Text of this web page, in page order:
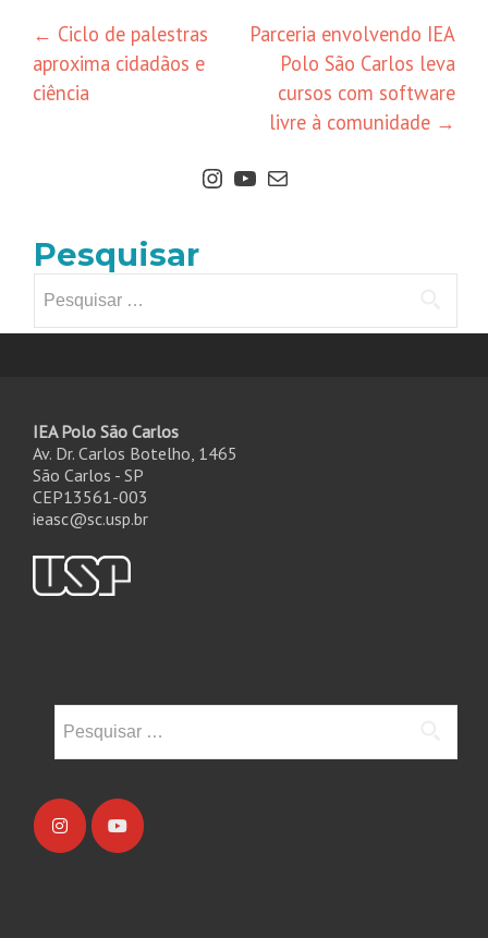
← Ciclo de palestras
aproxima cidadãos e
ciência
Parceria envolvendo IEA
Polo São Carlos leva
cursos com software
livre à comunidade →
Pesquisar
IEA Polo São Carlos
Av. Dr. Carlos Botelho, 1465
São Carlos - SP
CEP13561-003
ieasc@sc.usp.br